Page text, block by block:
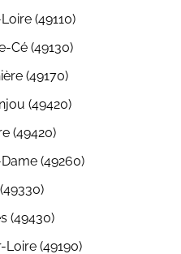
(49110)
Cé (49130)
(49170)
(49420)
(49420)
(49260)
(49430)
(49190)